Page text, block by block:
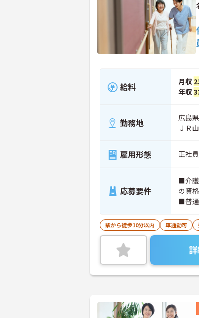
給料 月収
年収
勤務地
広島
ＪＲ
雇用形態 正社
応募要件
■介護
の資
■普通
駅から徒歩10分以内 車通勤可